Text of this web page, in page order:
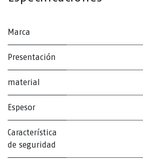
Marca
Presentación
material
Espesor
Característica
de seguridad